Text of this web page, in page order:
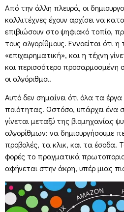
Από την άλλη πλευρά, οι
καλλιτέχνες έχουν αρχίσει να
επιβιώσουν στο ψηφιακό τοπίο,
τους αλγορίθμους. Εννοείται ότι η
«επιχειρηματική», και η τέχνη
και περισσότερο προσαρμοσμένη
οι αλγόριθμοι.
Αυτό δεν σημαίνει ότι όλα τα
ποιότητας. Ωστόσο, υπάρχει ένα
γίνεται μεταξύ της βιομηχανίας
αλγορίθμων: να δημιουργήσουμε
προβολές, τα κλικ, και τα έσοδα.
φορές το πραγματικά
αφήνεται στην άκρη, υπέρ μιας